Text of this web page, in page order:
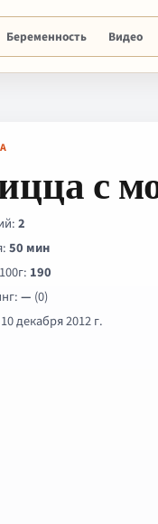
Беременность Видео
с
2
50 мин
190
— (0)
декабря 2012 г.